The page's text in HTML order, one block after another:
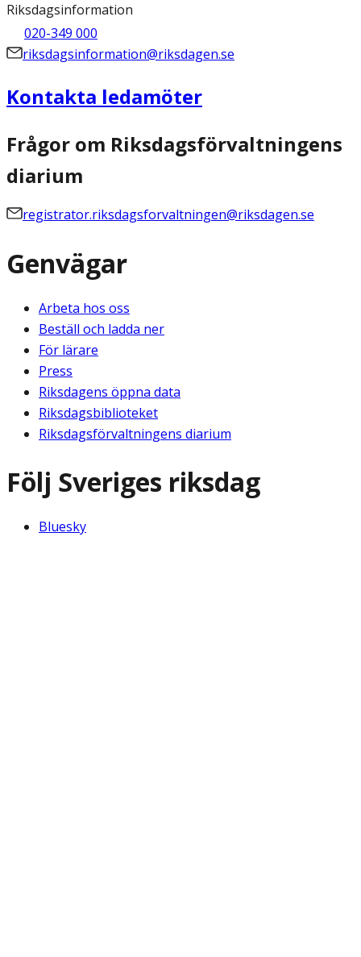
Riksdagsinformation
020-349 000
riksdagsinformation@riksdagen.se
Kontakta ledamöter
Frågor om Riksdagsförvaltningens
diarium
registrator.riksdagsforvaltningen@riksdagen.se
Genvägar
Arbeta hos oss
Beställ och ladda ner
För lärare
Press
Riksdagens öppna data
Riksdagsbiblioteket
Riksdagsförvaltningens diarium
Följ Sveriges riksdag
Bluesky